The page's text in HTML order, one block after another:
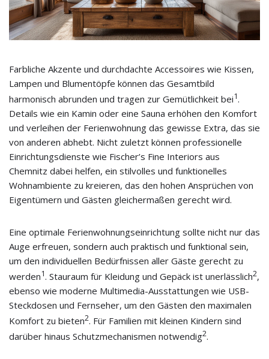
Farbliche Akzente und durchdachte Accessoires wie Kissen,
Lampen und Blumentöpfe können das Gesamtbild
harmonisch abrunden und tragen zur Gemütlichkeit bei1.
Details wie ein Kamin oder eine Sauna erhöhen den Komfort
und verleihen der Ferienwohnung das gewisse Extra, das sie
von anderen abhebt. Nicht zuletzt können professionelle
Einrichtungsdienste wie Fischer’s Fine Interiors aus
Chemnitz dabei helfen, ein stilvolles und funktionelles
Wohnambiente zu kreieren, das den hohen Ansprüchen von
Eigentümern und Gästen gleichermaßen gerecht wird.
Eine optimale Ferienwohnungseinrichtung sollte nicht nur das
Auge erfreuen, sondern auch praktisch und funktional sein,
um den individuellen Bedürfnissen aller Gäste gerecht zu
werden1. Stauraum für Kleidung und Gepäck ist unerlässlich2,
ebenso wie moderne Multimedia-Ausstattungen wie USB-
Steckdosen und Fernseher, um den Gästen den maximalen
Komfort zu bieten2. Für Familien mit kleinen Kindern sind
darüber hinaus Schutzmechanismen notwendig2.